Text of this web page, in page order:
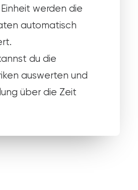
werden die
automatisch
du die
auswerten und
über die Zeit